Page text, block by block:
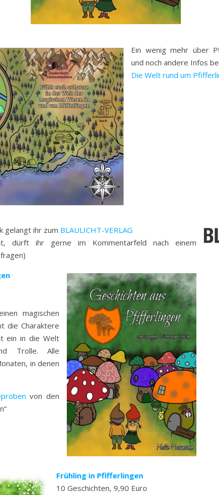
Ein wenig mehr über
und noch andere Infos
Die Welt rund um
gelangt ihr zum BLAULICHT-VERLAG
dürft ihr gerne im Kommentarfeld nach einem
magischen
die Charaktere
ein in die Welt
Trolle. Alle
in denen
von den
Frühling in Pfifferlingen
10 Geschichten, 9,90 Euro